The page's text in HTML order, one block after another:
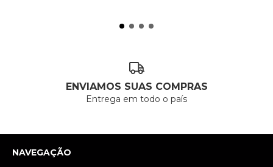
ENVIAMOS SUAS COMPRAS
Entrega em todo o país
NAVEGAÇÃO